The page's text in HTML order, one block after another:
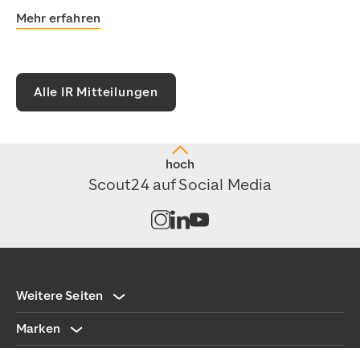
Mehr erfahren
Alle IR Mitteilungen
hoch
Scout24 auf Social Media
Kanal auf Instagram öffnen
Kanal auf LinkedIn öffnen
Weitere Seiten
Marken